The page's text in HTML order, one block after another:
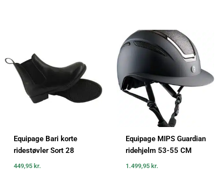
Equipage Bari korte
ridestøvler Sort 28
449,95 kr.
Equipage MIPS Guardian
ridehjelm 53-55 CM
1.499,95 kr.